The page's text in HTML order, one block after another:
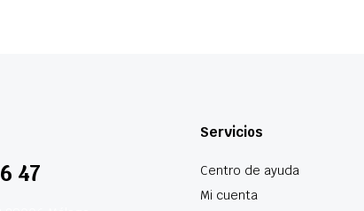
47
Servicios
Centro de ayuda
Mi cuenta